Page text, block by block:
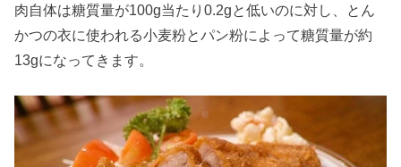
肉自体は糖質量が100g当たり0.2gと低いのに対し、とん
かつの衣に使われる小麦粉とパン粉によって糖質量が約
13gになってきます。